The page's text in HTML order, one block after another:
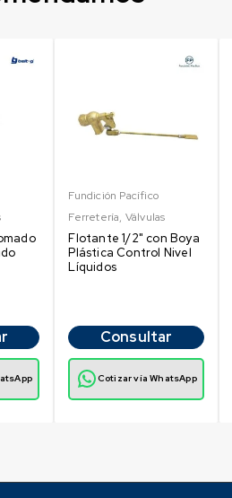
Fundición Pacífico
Ferretería, Válvulas
Flotante 1/2" con Boya
Plástica Control Nivel
Líquidos
Consultar
Cotizar vía WhatsApp